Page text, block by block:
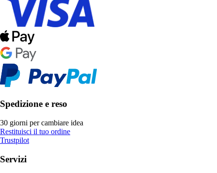
Spedizione e reso
30 giorni per cambiare idea
Restituisci il tuo ordine
Trustpilot
Servizi